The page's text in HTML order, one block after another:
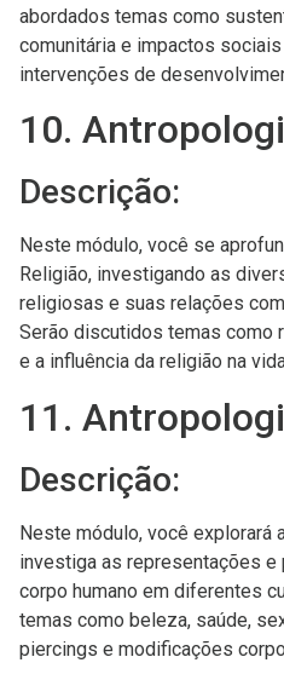
abordados temas como
comunitária e impactos
intervenções de
10.
Descrição:
Neste módulo, você se
Religião, investigando as
religiosas e suas relações
Serão discutidos temas como
e a influência da religião na
11.
Descrição:
Neste módulo, você explorará
investiga as representações e
corpo humano em diferentes
temas como beleza, saúde,
piercings e modificações